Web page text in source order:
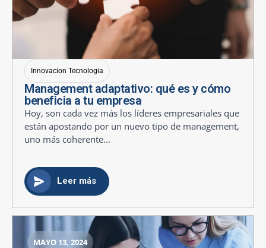
Innovacion Tecnologia
Management adaptativo: qué es y cómo
beneficia a tu empresa
Hoy, son cada vez más los líderes empresariales que
están apostando por un nuevo tipo de management,
uno más coherente...
Leer más
MAYO 13, 2024